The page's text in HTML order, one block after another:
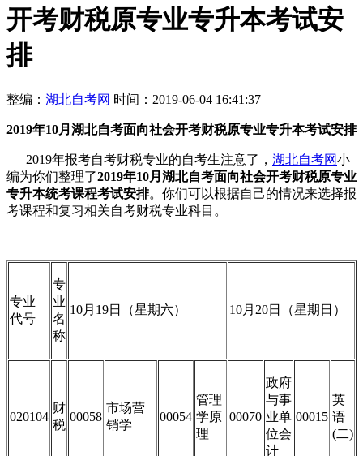
开考财税原专业专升本考试安
排
整编： 湖北自考网 时间：2019-06-04 16:41:37
2019年10月湖北自考面向社会开考财税原专业专升本考试安排
2019年报考自考财税专业的自考生注意了， 湖北自考网小
编为你们整理了2019年10月湖北自考面向社会开考财税原专业
专升本统考课程考试安排。你们可以根据自己的情况来选择报
考课程和复习相关自考财税专业科目。
专业
代号
专
业
名
称
10月19日（星期六） 10月20日（星期日）
020104
财
税
00058
市场营
销学
00054
管理
学原
理
00070
政府
与事
业单
位会
计
00015
英
语
(二)